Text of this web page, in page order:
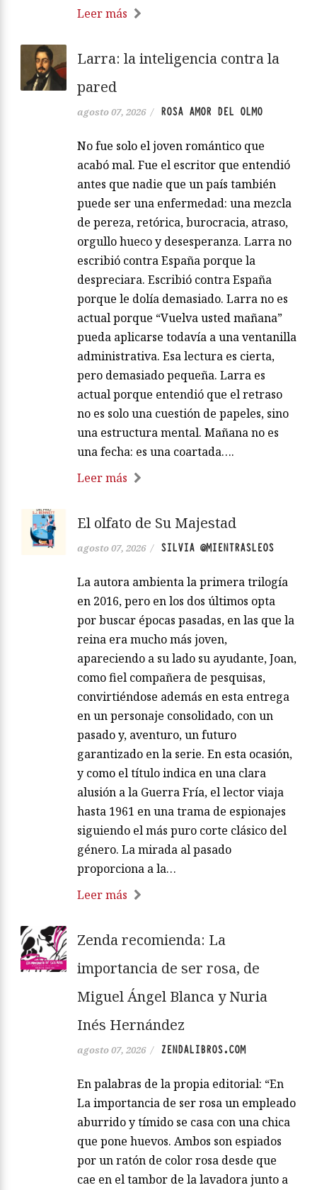
Leer más
Larra: la inteligencia contra la
pared
agosto 07, 2026 / ROSA AMOR DEL OLMO
No fue solo el joven romántico que
acabó mal. Fue el escritor que entendió
antes que nadie que un país también
puede ser una enfermedad: una mezcla
de pereza, retórica, burocracia, atraso,
orgullo hueco y desesperanza. Larra no
escribió contra España porque la
despreciara. Escribió contra España
porque le dolía demasiado. Larra no es
actual porque “Vuelva usted mañana”
pueda aplicarse todavía a una ventanilla
administrativa. Esa lectura es cierta,
pero demasiado pequeña. Larra es
actual porque entendió que el retraso
no es solo una cuestión de papeles, sino
una estructura mental. Mañana no es
una fecha: es una coartada….
Leer más
El olfato de Su Majestad
agosto 07, 2026 / SILVIA @MIENTRASLEOS
La autora ambienta la primera trilogía
en 2016, pero en los dos últimos opta
por buscar épocas pasadas, en las que la
reina era mucho más joven,
apareciendo a su lado su ayudante, Joan,
como fiel compañera de pesquisas,
convirtiéndose además en esta entrega
en un personaje consolidado, con un
pasado y, aventuro, un futuro
garantizado en la serie. En esta ocasión,
y como el título indica en una clara
alusión a la Guerra Fría, el lector viaja
hasta 1961 en una trama de espionajes
siguiendo el más puro corte clásico del
género. La mirada al pasado
proporciona a la…
Leer más
Zenda recomienda: La
importancia de ser rosa, de
Miguel Ángel Blanca y Nuria
Inés Hernández
agosto 07, 2026 / ZENDALIBROS.COM
En palabras de la propia editorial: “En
La importancia de ser rosa un empleado
aburrido y tímido se casa con una chica
que pone huevos. Ambos son espiados
por un ratón de color rosa desde que
cae en el tambor de la lavadora junto a